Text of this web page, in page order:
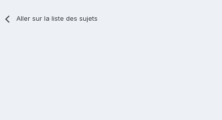
Aller sur la liste des sujets